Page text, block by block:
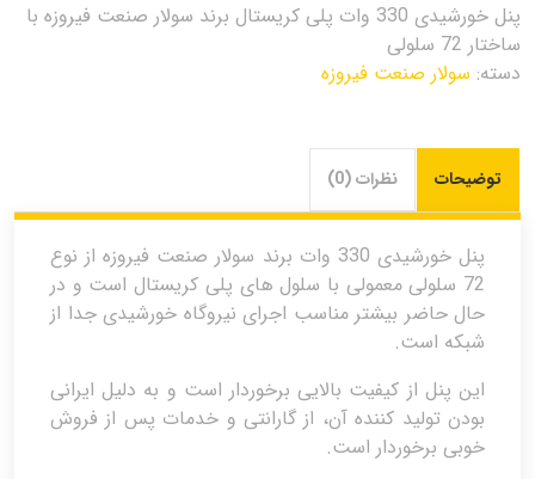
پنل خورشیدی 330 وات پلی کریستال برند سولار صنعت فیروزه با
ساختار 72 سلولی
دسته: سولار صنعت فیروزه
توضیحات نظرات (0)
پنل خورشیدی 330 وات برند سولار صنعت فیروزه از نوع
72 سلولی معمولی با سلول های پلی کریستال است و در
حال حاضر بیشتر مناسب اجرای نیروگاه خورشیدی جدا از
شبکه است.
این پنل از کیفیت بالایی برخوردار است و به دلیل ایرانی
بودن تولید کننده آن، از گارانتی و خدمات پس از فروش
خوبی برخوردار است.